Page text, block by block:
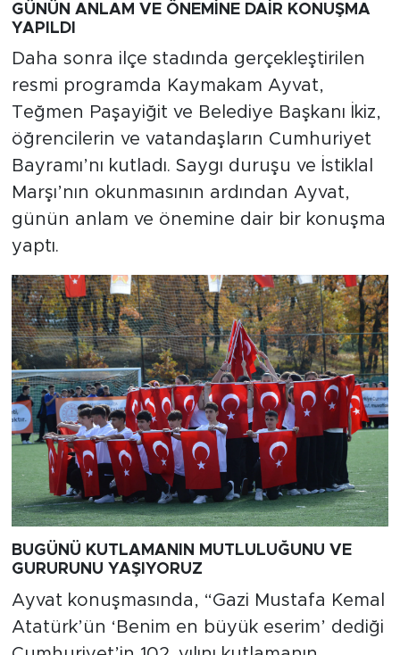
GÜNÜN ANLAM VE ÖNEMİNE DAİR KONUŞMA
YAPILDI
Daha sonra ilçe stadında gerçekleştirilen
resmi programda Kaymakam Ayvat,
Teğmen Paşayiğit ve Belediye Başkanı İkiz,
öğrencilerin ve vatandaşların Cumhuriyet
Bayramı’nı kutladı. Saygı duruşu ve İstiklal
Marşı’nın okunmasının ardından Ayvat,
günün anlam ve önemine dair bir konuşma
yaptı.
BUGÜNÜ KUTLAMANIN MUTLULUĞUNU VE
GURURUNU YAŞIYORUZ
Ayvat konuşmasında, “Gazi Mustafa Kemal
Atatürk’ün ‘Benim en büyük eserim’ dediği